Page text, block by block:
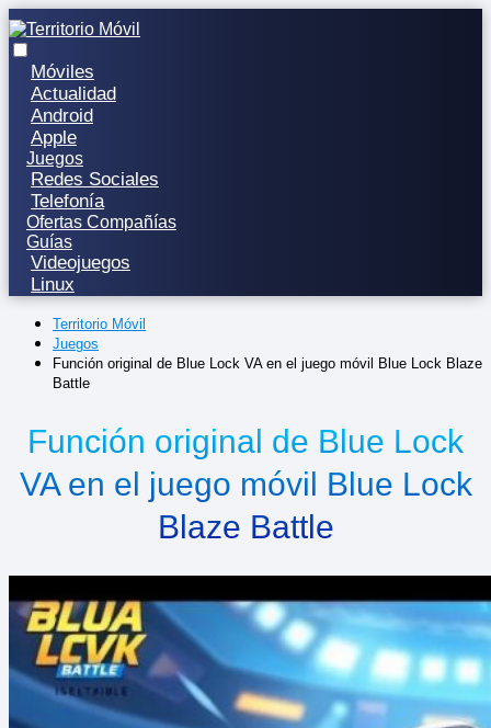
Móviles
Actualidad
Android
Apple
Juegos
Redes Sociales
Telefonía
Ofertas Compañías
Guías
Videojuegos
Linux
Territorio Móvil
Juegos
Función original de Blue Lock VA en el juego móvil Blue Lock Blaze
Battle
Función original de Blue Lock
VA en el juego móvil Blue Lock
Blaze Battle